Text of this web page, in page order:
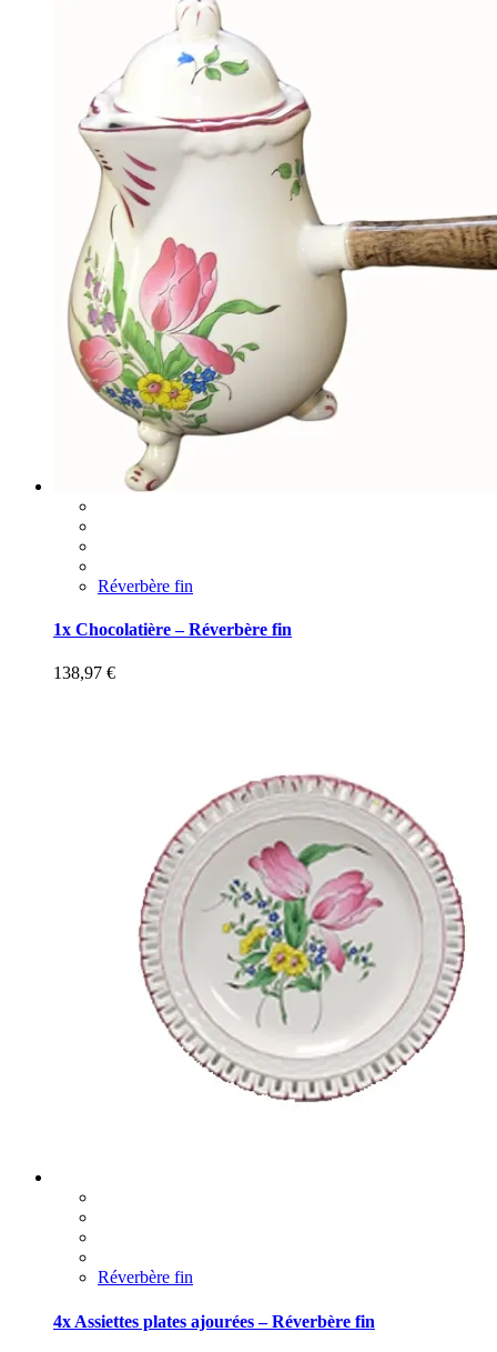
Réverbère fin
1x Chocolatière – Réverbère fin
138,97 €
Réverbère fin
4x Assiettes plates ajourées – Réverbère fin